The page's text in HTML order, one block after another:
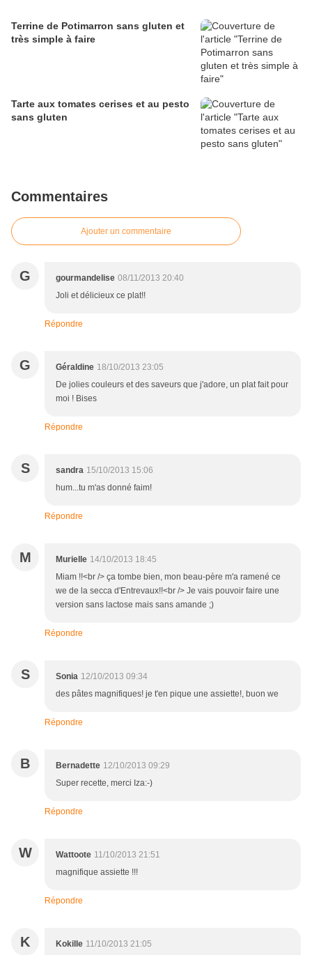
Terrine de Potimarron sans gluten et
très simple à faire
Tarte aux tomates cerises et au pesto
sans gluten
Commentaires
Ajouter un commentaire
G gourmandelise 08/11/2013 20:40
Joli et délicieux ce plat!!
Répondre
G Géraldine 18/10/2013 23:05
De jolies couleurs et des saveurs que j'adore, un plat fait pour
moi ! Bises
Répondre
S sandra 15/10/2013 15:06
hum...tu m'as donné faim!
Répondre
M Murielle 14/10/2013 18:45
Miam !!<br /> ça tombe bien, mon beau-père m'a ramené ce
we de la secca d'Entrevaux!!<br /> Je vais pouvoir faire une
version sans lactose mais sans amande ;)
Répondre
S Sonia 12/10/2013 09:34
des pâtes magnifiques! je t'en pique une assiette!, buon we
Répondre
B Bernadette 12/10/2013 09:29
Super recette, merci Iza:-)
Répondre
W Wattoote 11/10/2013 21:51
magnifique assiette !!!
Répondre
K Kokille 11/10/2013 21:05